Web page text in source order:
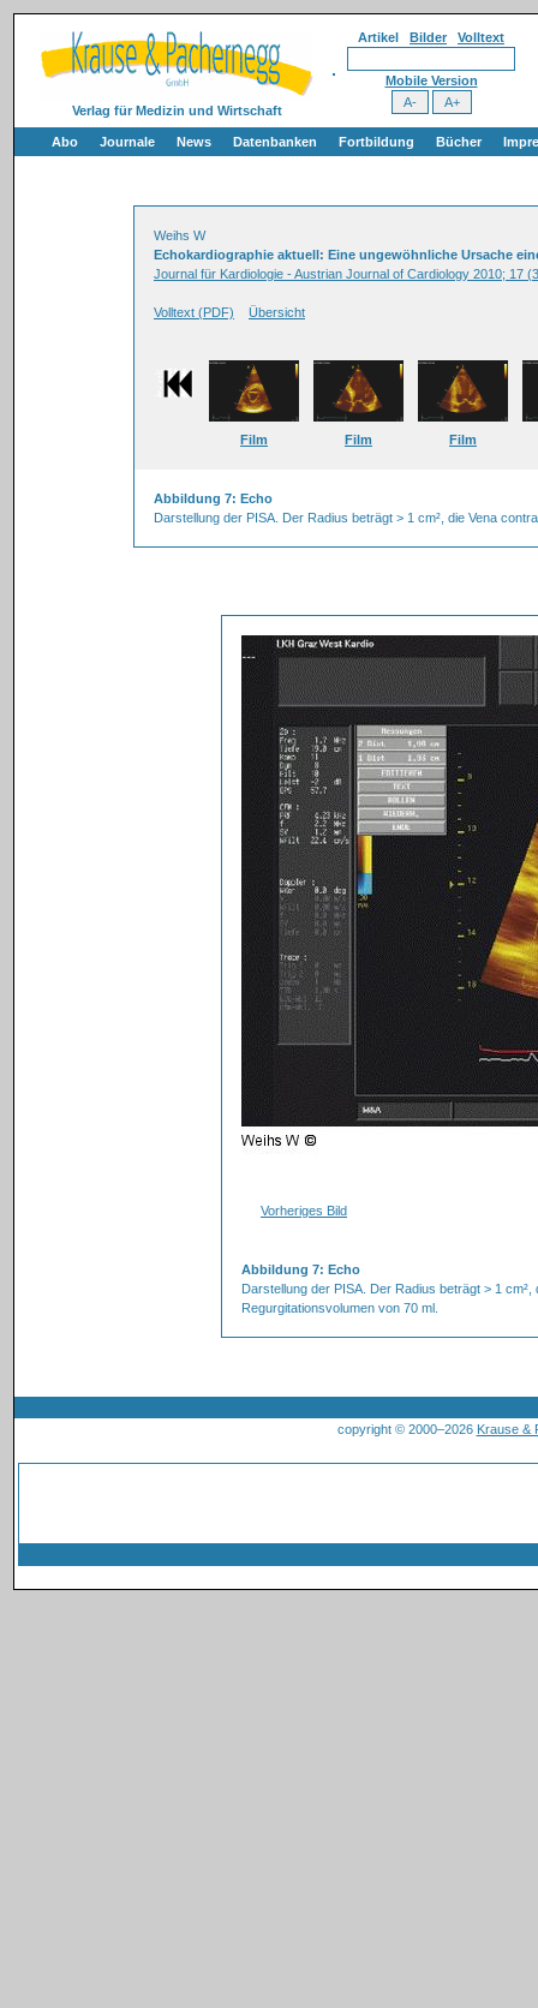
Verlag für Medizin und Wirtschaft
Artikel Bilder Volltext
Mobile Version
Abo Journale News Datenbanken Fortbildung Bücher
Weihs W
Echokardiographie aktuell: Eine ungewöhnliche Ursache
Journal für Kardiologie - Austrian Journal of Cardiology 2010; 17
Volltext (PDF) Übersicht
Film Film Film
Abbildung 7: Echo
Darstellung der PISA. Der Radius beträgt > 1 cm², die Vena
Vorheriges Bild
Abbildung 7: Echo
Darstellung der PISA. Der Radius beträgt > 1
Regurgitationsvolumen von 70 ml.
copyright © 2000–2026 Krause &